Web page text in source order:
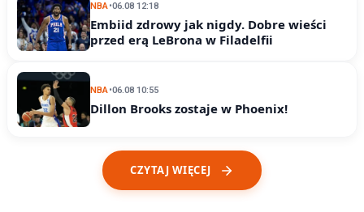
NBA•06.08 12:18
Embiid zdrowy jak nigdy. Dobre wieści
przed erą LeBrona w Filadelfii
NBA•06.08 10:55
Dillon Brooks zostaje w Phoenix!
CZYTAJ WIĘCEJ